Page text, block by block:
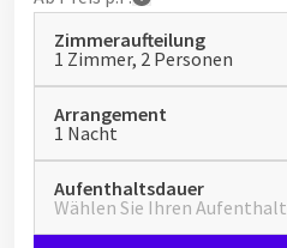
Zimmeraufteilung
1 Zimmer, 2 Personen
Arrangement
1 Nacht
Aufenthaltsdauer
Wählen Sie Ihren Aufenthalt